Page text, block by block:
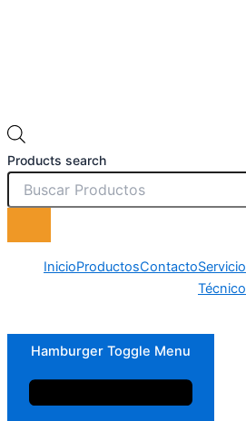
Products search
InicioProductosContactoServicio
Técnico
Hamburger Toggle Menu